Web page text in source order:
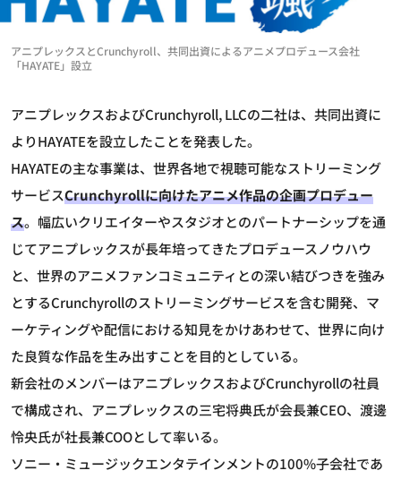
アニプレックスとCrunchyroll、共同出資によるアニメプロデュース会社
「HAYATE」設立
アニプレックスおよびCrunchyroll, LLCの二社は、共同出資に
よりHAYATEを設立したことを発表した。
HAYATEの主な事業は、世界各地で視聴可能なストリーミング
サービスCrunchyrollに向けたアニメ作品の企画プロデュー
ス。幅広いクリエイターやスタジオとのパートナーシップを通
じてアニプレックスが長年培ってきたプロデュースノウハウ
と、世界のアニメファンコミュニティとの深い結びつきを強み
とするCrunchyrollのストリーミングサービスを含む開発、マ
ーケティングや配信における知見をかけあわせて、世界に向け
た良質な作品を生み出すことを目的としている。
新会社のメンバーはアニプレックスおよびCrunchyrollの社員
で構成され、アニプレックスの三宅将典氏が会長兼CEO、渡邊
怜央氏が社長兼COOとして率いる。
ソニー・ミュージックエンタテインメントの100%子会社であ